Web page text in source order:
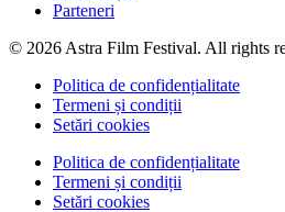
Parteneri
© 2026 Astra Film Festival. All rights
Politica de confidențialitate
Termeni și condiții
Setări cookies
Politica de confidențialitate
Termeni și condiții
Setări cookies